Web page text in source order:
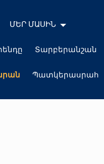
ՄԵՐ ՄԱՍԻՆ
Տարբերանշան
Պատկերասրահ